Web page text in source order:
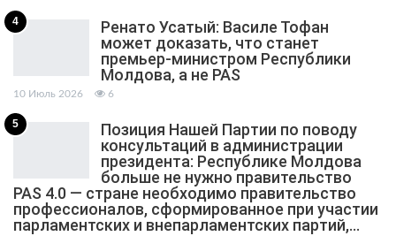
4
Ренато Усатый: Василе Тофан
может доказать, что станет
премьер-министром Республики
Молдова, а не PAS
10 Июль 2026 6
5
Позиция Нашей Партии по поводу
консультаций в администрации
президента: Республике Молдова
больше не нужно правительство
PAS 4.0 — стране необходимо правительство
профессионалов, сформированное при участии
парламентских и внепарламентских партий,…